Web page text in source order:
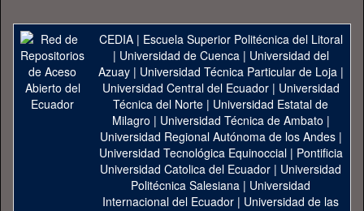
CEDIA| Escuela Superior Politécnica del Litoral
| Universidad de Cuenca| Universidad del
Azuay| Universidad Técnica Particular de Loja|
Universidad Central del Ecuador| Universidad
Técnica del Norte | Universidad Estatal de
Milagro | Universidad Técnica de Ambato |
Universidad Regional Autónoma de los Andes|
Universidad Tecnológica Equinoccial| Pontificia
Universidad Catolica del Ecuador | Universidad
Politécnica Salesiana | Universidad
Internacional del Ecuador | Universidad de las